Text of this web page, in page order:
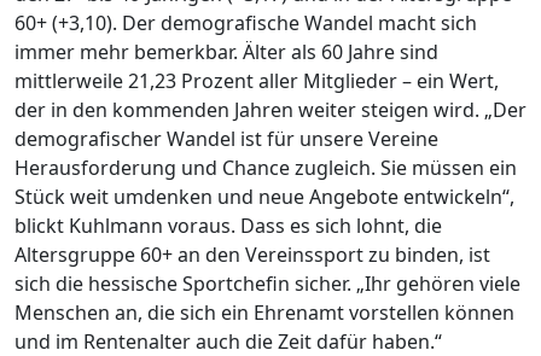
60+ (+3,10). Der demografische Wandel macht sich
immer mehr bemerkbar. Älter als 60 Jahre sind
mittlerweile 21,23 Prozent aller Mitglieder – ein Wert,
der in den kommenden Jahren weiter steigen wird. „Der
demografischer Wandel ist für unsere Vereine
Herausforderung und Chance zugleich. Sie müssen ein
Stück weit umdenken und neue Angebote entwickeln“,
blickt Kuhlmann voraus. Dass es sich lohnt, die
Altersgruppe 60+ an den Vereinssport zu binden, ist
sich die hessische Sportchefin sicher. „Ihr gehören viele
Menschen an, die sich ein Ehrenamt vorstellen können
und im Rentenalter auch die Zeit dafür haben.“